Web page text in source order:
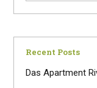
Recent Posts
Das Apartment